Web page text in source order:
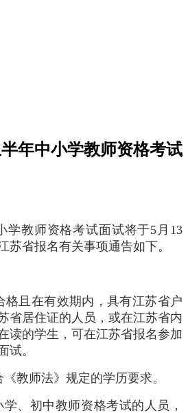
年中小学教师资格考试
学教师资格考试面试将于5月13
苏省报名有关事项通告如下。
格且在有效期内，具有江苏省户
省居住证的人员，或在江苏省内
读的学生，可在江苏省报名参加
试。
《教师法》规定的学历要求。
、初中教师资格考试的人员，